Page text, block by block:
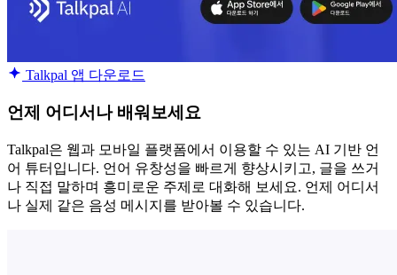
Talkpal 앱 다운로드
언제 어디서나 배워보세요
Talkpal은 웹과 모바일 플랫폼에서 이용할 수 있는 AI 기반 언
어 튜터입니다. 언어 유창성을 빠르게 향상시키고, 글을 쓰거
나 직접 말하며 흥미로운 주제로 대화해 보세요. 언제 어디서
나 실제 같은 음성 메시지를 받아볼 수 있습니다.